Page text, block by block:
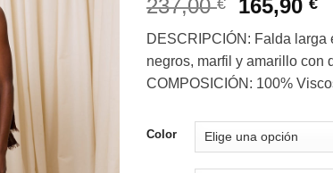
237,00€
El
original
era:
237,00 €.
165,90€El
DESCRIPCIÓN: Falda larga
negros, marfil y amarillo con
COMPOSICIÓN: 100%
Color